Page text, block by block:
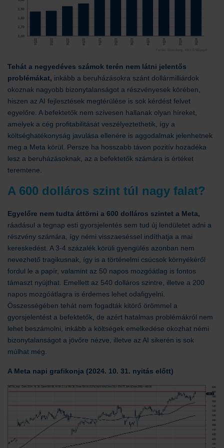
Tehát a negyedéves számok terén nem látni jelentős
problémákat, inkább a beruházásokra szánt dollármilliárdok
okoznak nagyobb bizonytalanságot a részvényesek körében,
hiszen az AI fejlesztések megtérülése is sok kérdést felvet
egyelőre. A befektetők nem szívesen hallanak olyan híreket,
amelyek a cég profitabilitását veszélyeztethetik, így a
költséghatékonyság javulása ellenére is aggodalmak jelenhetnek
meg a Meta körül. Persze ha hosszabb távon pozitív hozadéka
lesz a beruházásoknak, az a befektetők számára is értéket
teremtene.
A 600 dolláros szint túl nagy falat?
Egyelőre nem tudta áttörni a 600 dolláros szintet a Meta,
ráadásul a tegnap esti gyorsjelentés sem tud új lendületet adni a
részvény számára, így némi visszaeséssel indíthatja a mai
kereskedést. A 3-4 százalék körüli gyengülés azonban nem
nevezhető tragikusnak, így is a történelmi csúcsok környékéről
fordul le a papír, valamint az 50 napos mozgóátlag is fontos
támaszt nyújthat. Emellett az 540 dolláros szintre, illetve a 200
napos mozgóátlagra is érdemes lehet odafigyelni.
Összességében tehát nem fogadták kitörő örömmel a
gyorsjelentést a befektetők, de azért hatalmas problémákról nem
lehet beszámolni, inkább a költségek emelkedése okozhat némi
bizonytalanságot a jövőre nézve, illetve az AI sikerén is sok
múlhat még.
A Meta napi grafikonja (2024. 10. 31. nyitás előtt)